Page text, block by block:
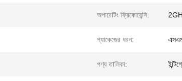
অপারেটিং ফ্রিকোয়েন্সি:
প্যাকেজের ধরন:
পণ্য তালিকা: